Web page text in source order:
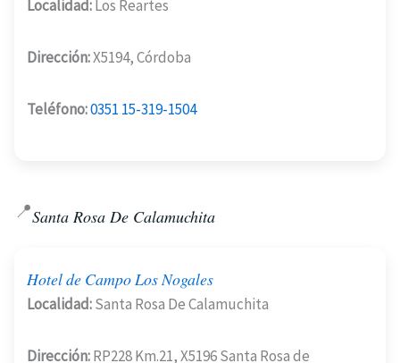
Localidad:Los Reartes
Dirección:X5194, Córdoba
Teléfono:0351 15-319-1504
📍Santa Rosa De Calamuchita
Hotel de Campo Los Nogales
Localidad:Santa Rosa De Calamuchita
Dirección:RP228 Km.21, X5196 Santa Rosa de